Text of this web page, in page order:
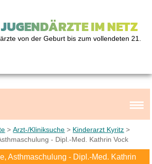
IM NETZ
von der Geburt bis zum vollendeten 21.
>Arzt-/Kliniksuche > Kinderarzt Kyritz >
- Dipl.-Med. Kathrin Vock
Asthmaschulung - Dipl.-Med. Kathrin